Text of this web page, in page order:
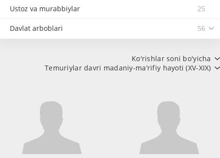
Ustoz va murabbiylar 25
Davlat arboblari 56
Ko'rishlar soni bo'yicha
Temuriylar davri madaniy-ma’rifiy hayoti (XV-XIX)